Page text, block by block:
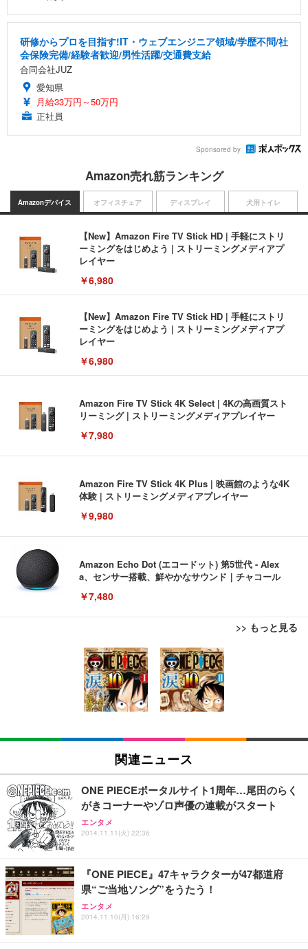
研修からプロを目指す!IT・ウェブエンジニア領域/学歴不問/社
会保険完備/経験者歓迎/男性活躍/交通費支給
合同会社JUZ
愛知県
月給33万円～50万円
正社員
Sponsored by
Amazon売れ筋ランキング
Amazonデバイス
【New】Amazon Fire TV Stick HD | 手軽にストリ
ーミングをはじめよう | ストリーミングメディアプ
レイヤー
￥6,980
【New】Amazon Fire TV Stick HD | 手軽にストリ
ーミングをはじめよう | ストリーミングメディアプ
レイヤー
￥6,980
Amazon Fire TV Stick 4K Select | 4Kの高画質スト
リーミング | ストリーミングメディアプレイヤー
￥7,980
Amazon Fire TV Stick 4K Plus | 映画館のような4K
体験 | ストリーミングメディアプレイヤー
￥9,980
Amazon Echo Dot (エコードット) 第5世代 - Alex
a、センサー搭載、鮮やかなサウンド｜チャコール
￥7,480
>> もっと見る
オフィスチェア
[EdoErgo] オフィスチェア 椅子 テレワーク 疲れな
い 跳ね上げ式アームレスト コンパクト 約105度ロッ
キング pc 事務椅子 360度回転 座面昇降 強化ナイロ
ン樹脂ベース 通気性メッシュ 在宅ワーク H-WY01
(黒網+黒枠+黒足)
￥5,699
SIHOO B100 オフィスチェア／デスクチェア メッシ
ュチェア 人間工学 疲れない ブラック
￥27,999
Sezlife オフィスチェア デスクチェア 疲れない テレ
ワーク チェア 強化バックレスト 30度ロッキング機
能 人間工学 椅子 腰サポート 90度跳ね上げ式アーム
ョン PCチェア 通気性メッシュ ゲーミング/勉強/事
務用 おしゃれ パソコンチェア (ブラック)
Sezlife オフィスチェア デスクチェア 疲れない テレ
ワーク チェア 強化バックレスト 30度ロッキング機
能 人間工学 椅子 腰サポート 90度跳ね上げ式アーム
ディスプレイ
EIZO ビジネス向けプレミアムモニター | FlexScan
EV3240X-WT | 31.5型4K UHD・USB Type-C・ホワ
イト
￥105,595
EIZO ビジネス向けプレミアムモニター | FlexScan
￥109,572
【純正品】27"ゲーミングモニター DualSense 充電
フック付き（CFI-ZDM1J）
【整備済み品】Dell E2724HS 27インチ 液晶モニタ
ー フルHD（1920×1080）VA 非光沢 HDMI/DisplayP
ort/VGA スピーカー内蔵 高さ調整 スイベル VESA対
犬用トイレ
Amazonベーシック ペットシーツ 薄型 レギュラー 1
回使い捨て 無香料 ホワイト 300枚
￥3,373
Amazonベーシック ペットシーツ 厚型 ワイド 42枚
x2袋(84枚) ホワイト(吸収面:ライトブルー)
￥3,234
ネオ・ルーライフ ネオ・オムツ L 中型犬用 26枚入
り 単品
Smart Basic(スマートベーシック) 【Amazon.co.jp
限定】 Smart Basic アイリスオーヤマ ペットシーツ
超厚型 お徳用 ワイド 100枚入 (x 1) (ケース販売)
関連ニュース
ONE PIECEポータルサイト1周年…尾田のらく
がきコーナーやゾロ声優の連載がスタート
エンタメ
2014.11.11(火) 22:36
『ONE PIECE』47キャラクターが47都道府
県“ご当地ソング”をうたう！
エンタメ
2014.11.10(月) 16:29